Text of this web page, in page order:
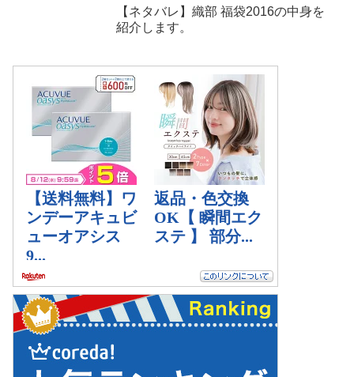
【ネタバレ】織部 福袋2016の中身を
紹介します。